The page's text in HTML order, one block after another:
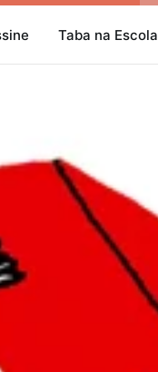
Taba na Escola